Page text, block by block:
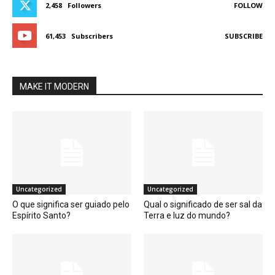
2,458 Followers FOLLOW
61,453 Subscribers SUBSCRIBE
MAKE IT MODERN
Uncategorized
O que significa ser guiado pelo
Espírito Santo?
Uncategorized
Qual o significado de ser sal da
Terra e luz do mundo?